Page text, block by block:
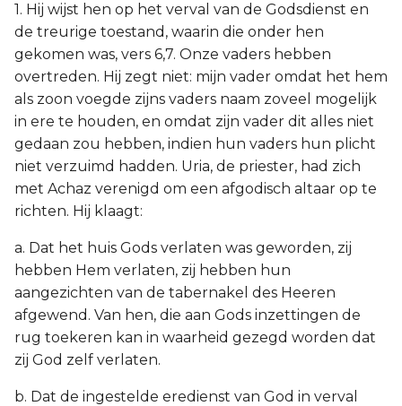
1. Hij wijst hen op het verval van de Godsdienst en
de treurige toestand, waarin die onder hen
gekomen was, vers 6,7. Onze vaders hebben
overtreden. Hij zegt niet: mijn vader omdat het hem
als zoon voegde zijns vaders naam zoveel mogelijk
in ere te houden, en omdat zijn vader dit alles niet
gedaan zou hebben, indien hun vaders hun plicht
niet verzuimd hadden. Uria, de priester, had zich
met Achaz verenigd om een afgodisch altaar op te
richten. Hij klaagt:
a. Dat het huis Gods verlaten was geworden, zij
hebben Hem verlaten, zij hebben hun
aangezichten van de tabernakel des Heeren
afgewend. Van hen, die aan Gods inzettingen de
rug toekeren kan in waarheid gezegd worden dat
zij God zelf verlaten.
b. Dat de ingestelde eredienst van God in verval